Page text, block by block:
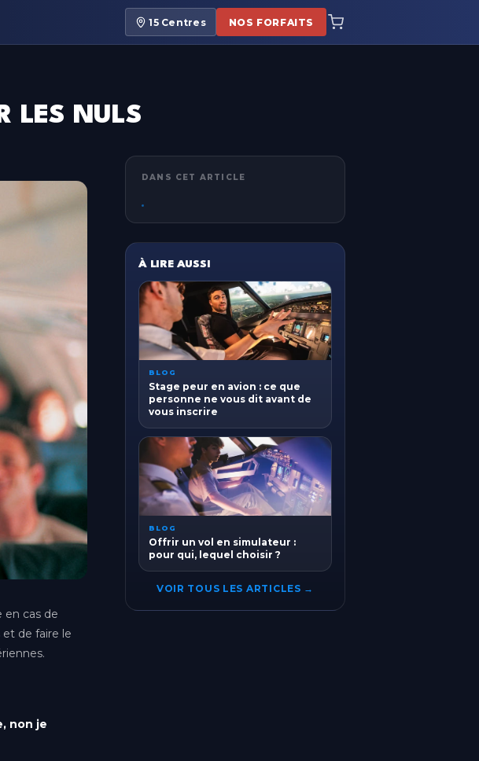
15Centres NOS FORFAITS
LES NULS
DANS CET ARTICLE
À LIRE AUSSI
BLOG
Stage peur en avion : ce que
personne ne vous dit avant de
vous inscrire
BLOG
Offrir un vol en simulateur :
pour qui, lequel choisir ?
VOIR TOUS LES ARTICLES →
en cas de
et de faire le
non je